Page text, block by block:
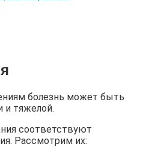
болезнь может быть
и тяжелой.
соответствуют
Рассмотрим их: